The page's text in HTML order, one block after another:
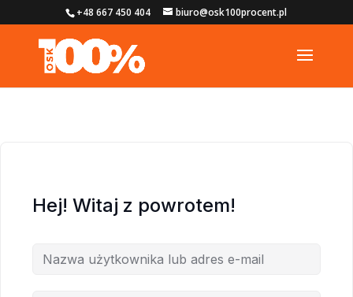
+48 667 450 404 biuro@osk100procent.pl
Hej! Witaj z powrotem!